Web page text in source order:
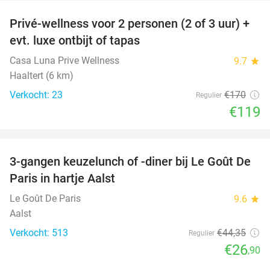
30%
Privé-wellness voor 2 personen (2 of 3 uur) +
evt. luxe ontbijt of tapas
Casa Luna Prive Wellness 9.7 star
Haaltert (6 km)
Verkocht: 23
Regulier €170
€119
39%
3-gangen keuzelunch of -diner bij Le Goût De
Paris in hartje Aalst
Le Goût De Paris 9.6 star
Aalst
Verkocht: 513
Regulier €44,35
€26,90